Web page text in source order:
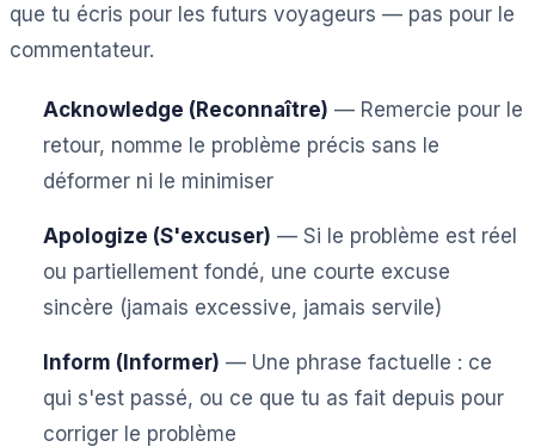
que tu écris pour les futurs voyageurs — pas pour le
commentateur.
Acknowledge (Reconnaître) — Remercie pour le
retour, nomme le problème précis sans le
déformer ni le minimiser
Apologize (S'excuser) — Si le problème est réel
ou partiellement fondé, une courte excuse
sincère (jamais excessive, jamais servile)
Inform (Informer) — Une phrase factuelle : ce
qui s'est passé, ou ce que tu as fait depuis pour
corriger le problème